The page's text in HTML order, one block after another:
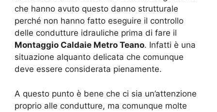
che hanno avuto questo danno strutturale
perché non hanno fatto eseguire il controllo
delle condutture idrauliche prima di fare il
Montaggio Caldaie Metro Teano. Infatti è una
situazione alquanto delicata che comunque
deve essere considerata pienamente.
A questo punto è bene che ci sia un’attenzione
proprio alle condutture, ma comunque molte